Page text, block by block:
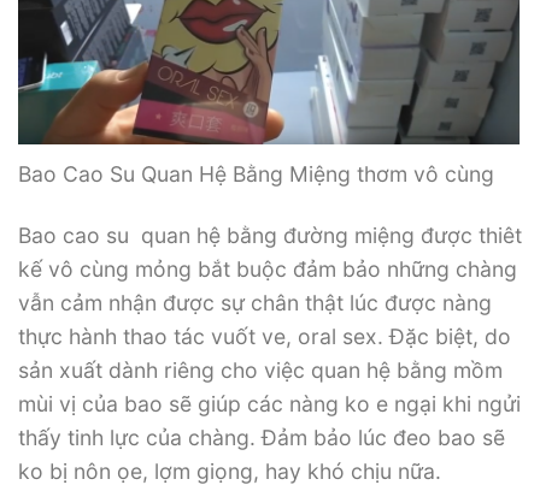
Bao Cao Su Quan Hệ Bằng Miệng thơm vô cùng
Bao cao su quan hệ bằng đường miệng được thiêt
kế vô cùng mỏng bắt buộc đảm bảo những chàng
vẫn cảm nhận được sự chân thật lúc được nàng
thực hành thao tác vuốt ve, oral sex. Đặc biệt, do
sản xuất dành riêng cho việc quan hệ bằng mồm
mùi vị của bao sẽ giúp các nàng ko e ngại khi ngửi
thấy tinh lực của chàng. Đảm bảo lúc đeo bao sẽ
ko bị nôn ọe, lợm giọng, hay khó chịu nữa.